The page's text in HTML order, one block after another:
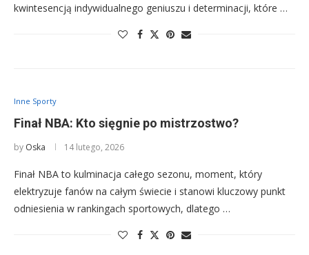
kwintesencją indywidualnego geniuszu i determinacji, które …
Inne Sporty
Finał NBA: Kto sięgnie po mistrzostwo?
by Oska 14 lutego, 2026
Finał NBA to kulminacja całego sezonu, moment, który
elektryzuje fanów na całym świecie i stanowi kluczowy punkt
odniesienia w rankingach sportowych, dlatego …